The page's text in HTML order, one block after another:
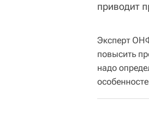
приводит
Эксперт
повысить
надо